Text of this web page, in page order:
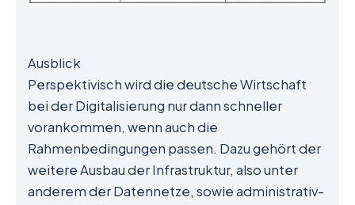
Ausblick
Perspektivisch wird die deutsche Wirtschaft
bei der Digitalisierung nur dann schneller
vorankommen, wenn auch die
Rahmenbedingungen passen. Dazu gehört der
weitere Ausbau der Infrastruktur, also unter
anderem der Datennetze, sowie administrativ-